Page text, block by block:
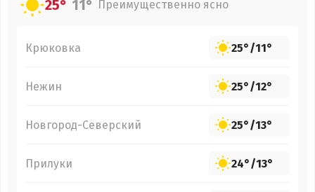
25° 11° Преимущественно ясно
Крюковка 25°/11°
Нежин 25°/12°
Новгород-Северский 25°/13°
Прилуки 24°/13°